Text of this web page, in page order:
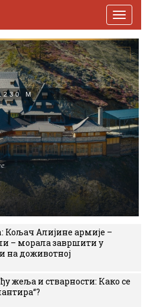
Кољач Алијине армије –
– морала завршити у
на доживотној
жеља и стварности: Како се